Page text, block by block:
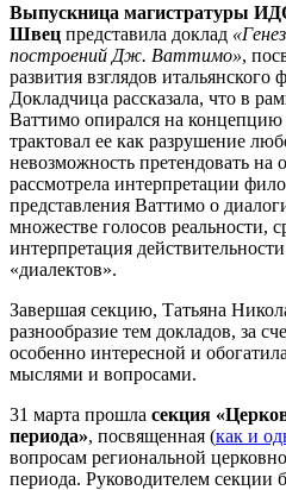
Выпускница магистратуры
Швец представила доклад
построений Дж. Ваттимо»,
развития взглядов
Докладчица рассказала, что в
Ваттимо опирался на
трактовал ее как разрушение
невозможность претендовать на
рассмотрела интерпретации
представления Ваттимо о
множестве голосов реальности,
интерпретация
«диалектов».
Завершая секцию, Татьяна
разнообразие тем докладов, за
особенно интересной и
мыслями и вопросами.
31 марта прошла секция
периода», посвященная (как и
вопросам региональной
периода. Руководителем